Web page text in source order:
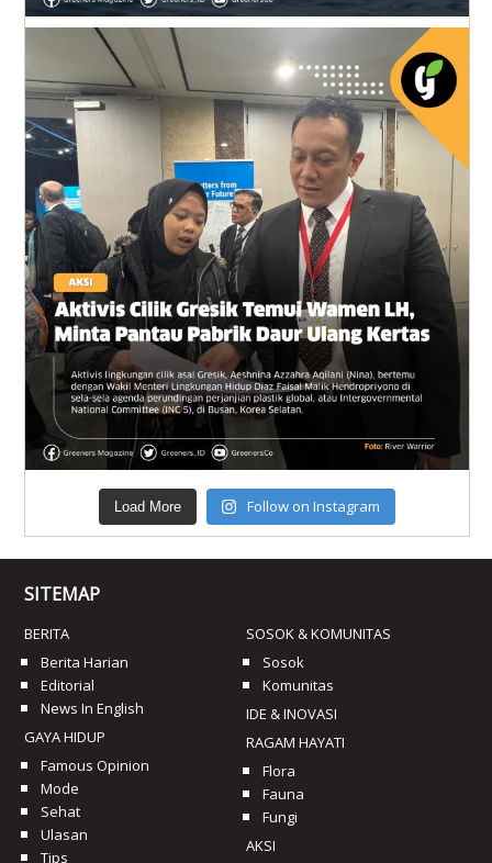
Load More Follow on Instagram
SITEMAP
BERITA
Berita Harian
Editorial
News In English
GAYA HIDUP
Famous Opinion
Mode
Sehat
Ulasan
Tips
SOSOK & KOMUNITAS
Sosok
Komunitas
IDE & INOVASI
RAGAM HAYATI
Flora
Fauna
Fungi
AKSI